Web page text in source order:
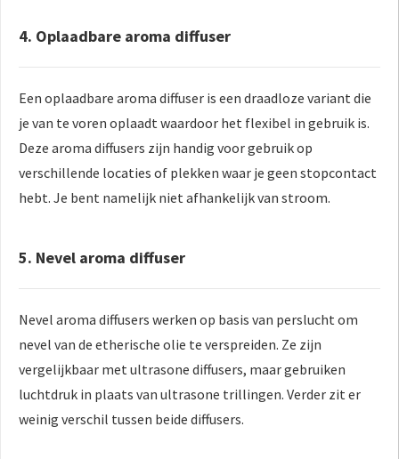
4. Oplaadbare aroma diffuser
Een oplaadbare aroma diffuser is een draadloze variant die
je van te voren oplaadt waardoor het flexibel in gebruik is.
Deze aroma diffusers zijn handig voor gebruik op
verschillende locaties of plekken waar je geen stopcontact
hebt. Je bent namelijk niet afhankelijk van stroom.
5. Nevel aroma diffuser
Nevel aroma diffusers werken op basis van perslucht om
nevel van de etherische olie te verspreiden. Ze zijn
vergelijkbaar met ultrasone diffusers, maar gebruiken
luchtdruk in plaats van ultrasone trillingen. Verder zit er
weinig verschil tussen beide diffusers.